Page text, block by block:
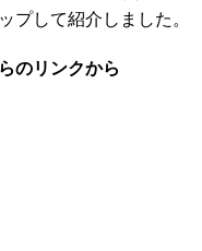
プして紹介しました。
のリンクから